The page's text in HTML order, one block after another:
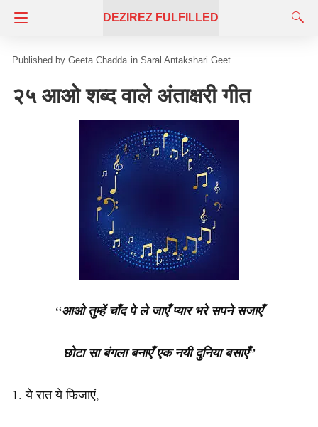
DEZIREZ FULFILLED
Geeta Chadda in Saral Antakshari Geet
२५ आओ शब्द वाले अंताक्षरी गीत
“आओ तुम्हें चाँद पे ले जाएँ प्यार भरे सपने सजाएँ
छोटा सा बंगला बनाएँ एक नयी दुनिया बसाएँ”
1. ये रात ये फिजाएं,